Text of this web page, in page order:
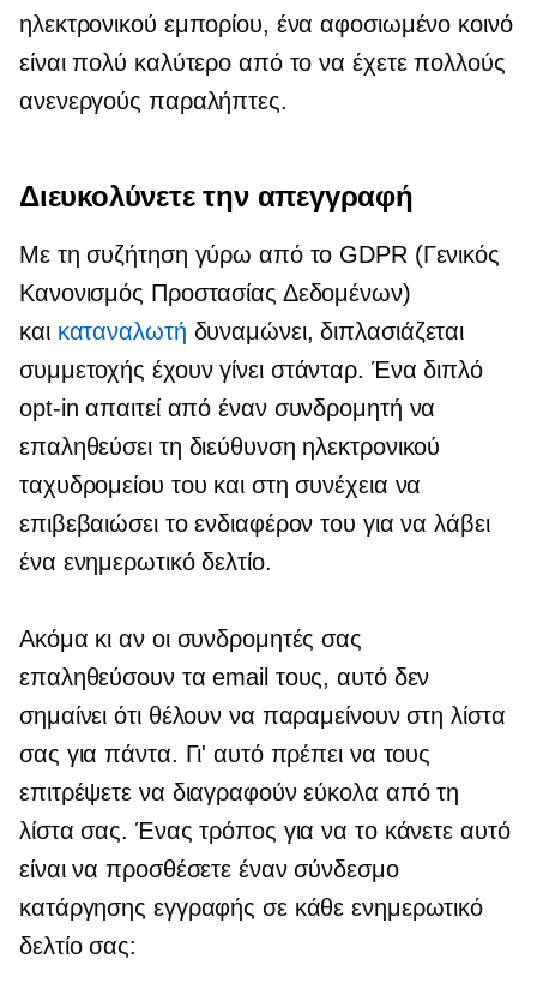
ηλεκτρονικού εμπορίου, ένα αφοσιωμένο κοινό
είναι πολύ καλύτερο από το να έχετε πολλούς
ανενεργούς παραλήπτες.
Διευκολύνετε την απεγγραφή
Με τη συζήτηση γύρω από το GDPR (Γενικός
Κανονισμός Προστασίας Δεδομένων)
και καταναλωτή δυναμώνει, διπλασιάζεται
συμμετοχής έχουν γίνει στάνταρ. Ένα διπλό
opt-in απαιτεί από έναν συνδρομητή να
επαληθεύσει τη διεύθυνση ηλεκτρονικού
ταχυδρομείου του και στη συνέχεια να
επιβεβαιώσει το ενδιαφέρον του για να λάβει
ένα ενημερωτικό δελτίο.
Ακόμα κι αν οι συνδρομητές σας
επαληθεύσουν τα email τους, αυτό δεν
σημαίνει ότι θέλουν να παραμείνουν στη λίστα
σας για πάντα. Γι' αυτό πρέπει να τους
επιτρέψετε να διαγραφούν εύκολα από τη
λίστα σας. Ένας τρόπος για να το κάνετε αυτό
είναι να προσθέσετε έναν σύνδεσμο
κατάργησης εγγραφής σε κάθε ενημερωτικό
δελτίο σας: